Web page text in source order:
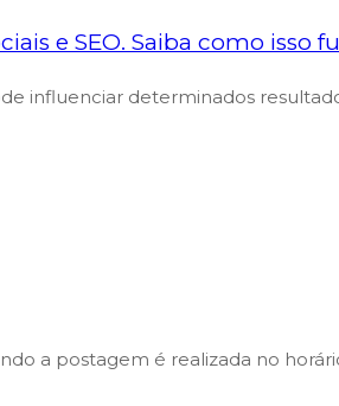
e SEO. Saiba como isso
influenciar determinados
a postagem é realizada no